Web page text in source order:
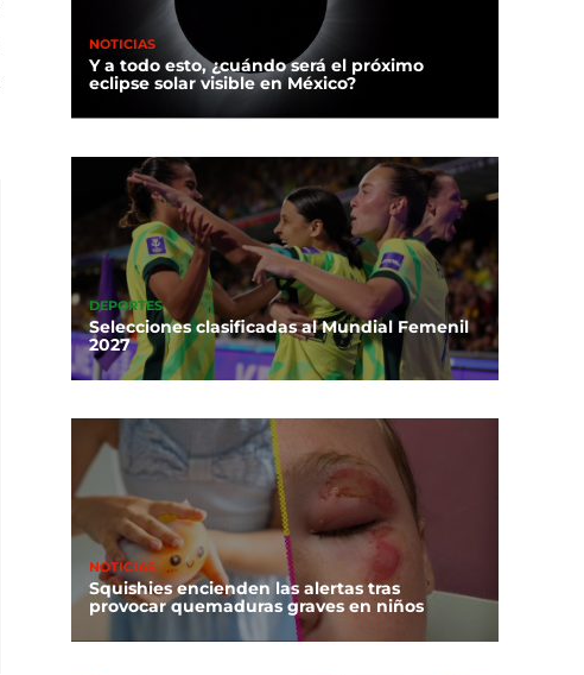
NOTICIAS
Y a todo esto, ¿cuándo será el próximo
eclipse solar visible en México?
DEPORTES
Selecciones clasificadas al Mundial Femenil
2027
NOTICIAS
Squishies encienden las alertas tras
provocar quemaduras graves en niños